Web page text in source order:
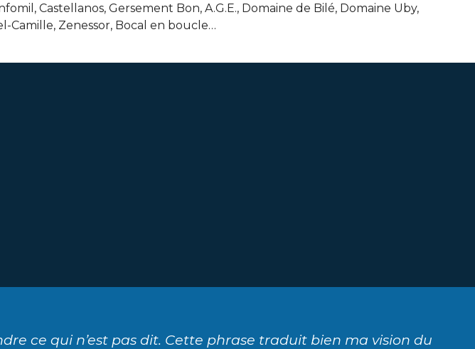
Castellanos, Gersement Bon, A.G.E., Domaine de Bilé, Domaine Uby,
Camille, Zenessor, Bocal en boucle…
ce qui n’est pas dit. Cette phrase traduit bien ma vision du